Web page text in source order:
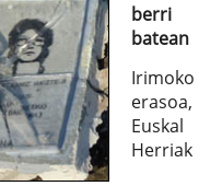
berri
batean
Irimoko
erasoa,
Euskal
Herriak